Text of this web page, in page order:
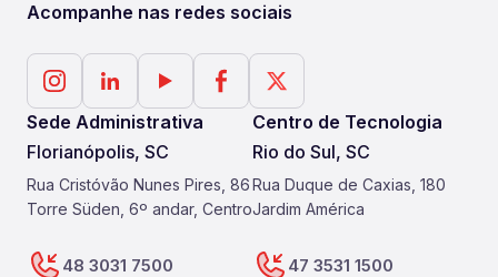
Acompanhe nas redes sociais
Sede Administrativa
Florianópolis, SC
Rua Cristóvão Nunes Pires, 86
Torre Süden, 6º andar, Centro
48 3031 7500
Centro de Tecnologia
Rio do Sul, SC
Rua Duque de Caxias, 180
Jardim América
47 3531 1500